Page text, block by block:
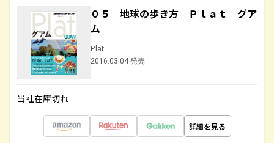
０５ 地球の歩き方 Ｐｌａｔ グア
ム
Plat
2016.03.04 発売
当社在庫切れ
詳細を見る